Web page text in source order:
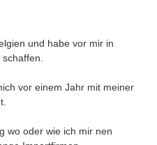
und habe vor mir in
vor einem Jahr mit meiner
wo oder wie ich mir nen